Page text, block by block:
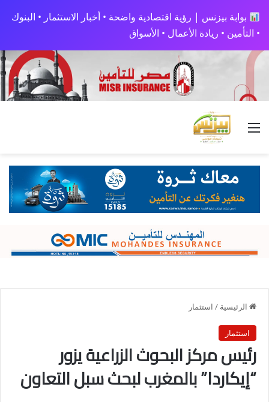
بوابة بيزنس | رؤية اقتصادية واضحة • أخبار الاستثمار • البنوك
• التأمين • ريادة الأعمال • الأسواق
القائمة
الرئيسية / استثمار
استثمار
رئيس مركز البحوث الزراعية يزور
“إيكاردا” بالمغرب لبحث سبل التعاون